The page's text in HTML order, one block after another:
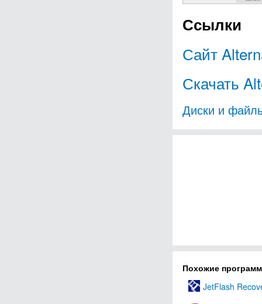
Ссылки
Сайт
Скачать
Диски и
Похожие
JetFlash